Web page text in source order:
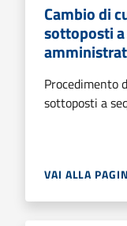
Cambio di
sottoposti
Procedimento
sottoposti a
VAI ALLA